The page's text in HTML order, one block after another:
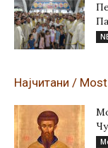
Најчитани /